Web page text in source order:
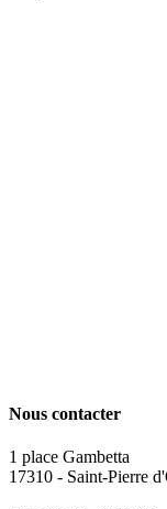
Nous contacter
1 place Gambetta
17310 - Saint-Pierre